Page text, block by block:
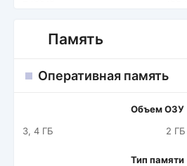
Память
Оперативная память
Объем ОЗУ
3, 4 ГБ
2 ГБ
Тип памяти